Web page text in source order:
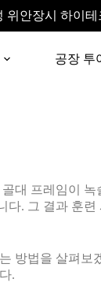
위안장시 하이테
공장 투
대 프레임이
. 그 결과 훈
방법을 살펴보
.